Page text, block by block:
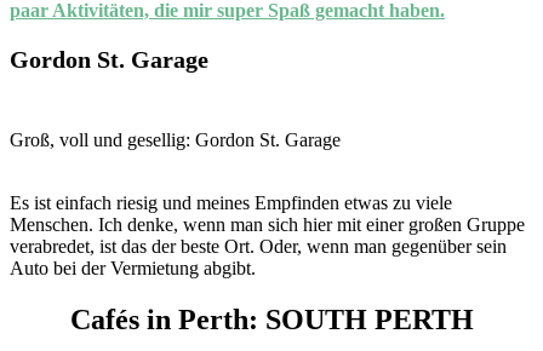
paar Aktivitäten, die mir super Spaß gemacht haben.
Gordon St. Garage
Groß, voll und gesellig: Gordon St. Garage
Es ist einfach riesig und meines Empfinden etwas zu viele
Menschen. Ich denke, wenn man sich hier mit einer großen Gruppe
verabredet, ist das der beste Ort. Oder, wenn man gegenüber sein
Auto bei der Vermietung abgibt.
Cafés in Perth: SOUTH PERTH